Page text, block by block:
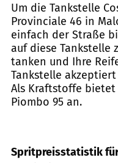
Um die Tankstelle
Provinciale 46 in
einfach der Straße
auf diese Tankstelle
tanken und Ihre
Tankstelle
Als Kraftstoffe bietet
Piombo 95 an.
Spritpreisstatistik